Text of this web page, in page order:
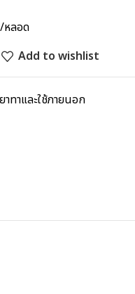
หลอด
Add to wishlist
ยาทาและใช้ภายนอก